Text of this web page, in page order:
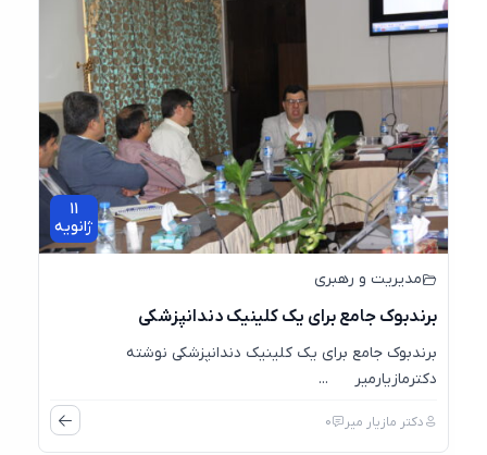
11
ژانویه
مدیریت و رهبری
برندبوک جامع برای یک کلینیک دندانپزشکی
برندبوک جامع برای یک کلینیک دندانپزشکی نوشته
دکترمازیارمیر ...
دکتر مازیار میر 0